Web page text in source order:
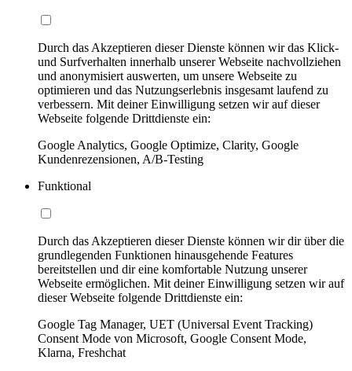
Durch das Akzeptieren dieser Dienste können wir das Klick-
und Surfverhalten innerhalb unserer Webseite nachvollziehen
und anonymisiert auswerten, um unsere Webseite zu
optimieren und das Nutzungserlebnis insgesamt laufend zu
verbessern. Mit deiner Einwilligung setzen wir auf dieser
Webseite folgende Drittdienste ein:
Google Analytics, Google Optimize, Clarity, Google
Kundenrezensionen, A/B-Testing
Funktional
Durch das Akzeptieren dieser Dienste können wir dir über die
grundlegenden Funktionen hinausgehende Features
bereitstellen und dir eine komfortable Nutzung unserer
Webseite ermöglichen. Mit deiner Einwilligung setzen wir auf
dieser Webseite folgende Drittdienste ein:
Google Tag Manager, UET (Universal Event Tracking)
Consent Mode von Microsoft, Google Consent Mode,
Klarna, Freshchat